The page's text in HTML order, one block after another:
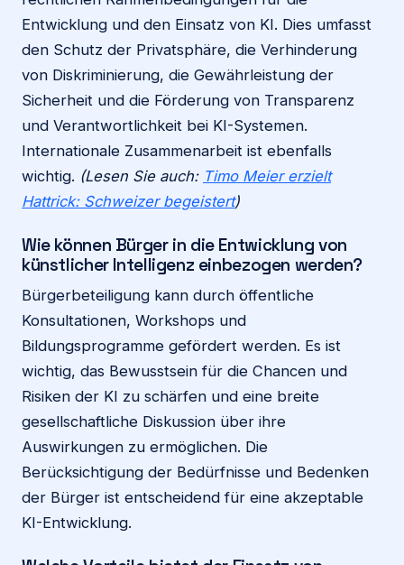
Entwicklung und den Einsatz von KI. Dies umfasst
den Schutz der Privatsphäre, die Verhinderung
von Diskriminierung, die Gewährleistung der
Sicherheit und die Förderung von Transparenz
und Verantwortlichkeit bei KI-Systemen.
Internationale Zusammenarbeit ist ebenfalls
wichtig. (Lesen Sie auch: Timo Meier erzielt
Hattrick: Schweizer begeistert)
Wie können Bürger in die Entwicklung von
künstlicher Intelligenz einbezogen werden?
Bürgerbeteiligung kann durch öffentliche
Konsultationen, Workshops und
Bildungsprogramme gefördert werden. Es ist
wichtig, das Bewusstsein für die Chancen und
Risiken der KI zu schärfen und eine breite
gesellschaftliche Diskussion über ihre
Auswirkungen zu ermöglichen. Die
Berücksichtigung der Bedürfnisse und Bedenken
der Bürger ist entscheidend für eine akzeptable
KI-Entwicklung.